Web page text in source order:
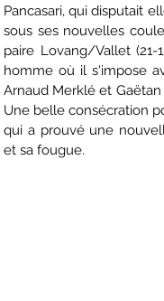
Pancasari, qui disputait
sous ses nouvelles
paire Lovang/Vallet (21-
homme où il s'impose
Arnaud Merklé et Gaëtan
Une belle consécration
qui a prouvé une
et sa fougue.